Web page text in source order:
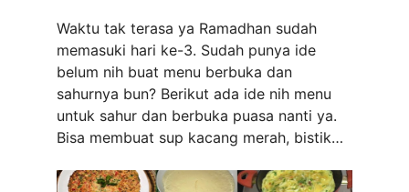
Waktu tak terasa ya Ramadhan sudah
memasuki hari ke-3. Sudah punya ide
belum nih buat menu berbuka dan
sahurnya bun? Berikut ada ide nih menu
untuk sahur dan berbuka puasa nanti ya.
Bisa membuat sup kacang merah, bistik
Kita telah memasuki hari ke-3 Ramadhan,